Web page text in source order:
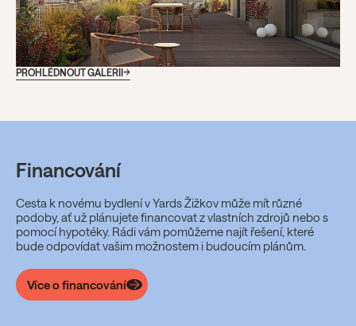
PROHLÉDNOUT GALERII
Financování
Cesta k novému bydlení v Yards Žižkov může mít různé
podoby, ať už plánujete financovat z vlastních zdrojů nebo s
pomocí hypotéky. Rádi vám pomůžeme najít řešení, které
bude odpovídat vašim možnostem i budoucím plánům.
Více o financování